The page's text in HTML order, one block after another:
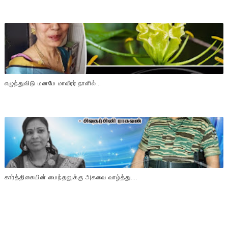
எழுந்துவிடு மனமே மாவீரர் நாளில்…
கார்த்திகையின் மைந்தனுக்கு அகவை வாழ்த்து….